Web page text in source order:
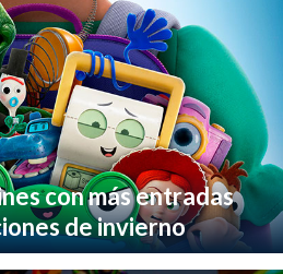
con más entradas
de invierno